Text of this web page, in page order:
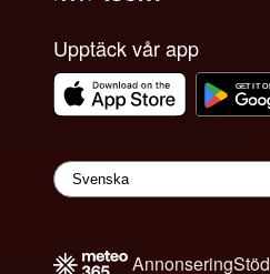
Upptäck vår app
AnnonseringStöd